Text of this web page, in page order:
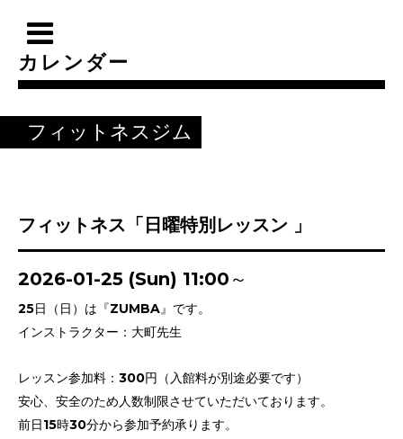
カレンダー
フィットネスジム
フィットネス「日曜特別レッスン 」
2026-01-25 (Sun) 11:00～
25日（日）は『ZUMBA』です。
インストラクター：大町先生
レッスン参加料：300円（入館料が別途必要です）
安心、安全のため人数制限させていただいております。
前日15時30分から参加予約承ります。